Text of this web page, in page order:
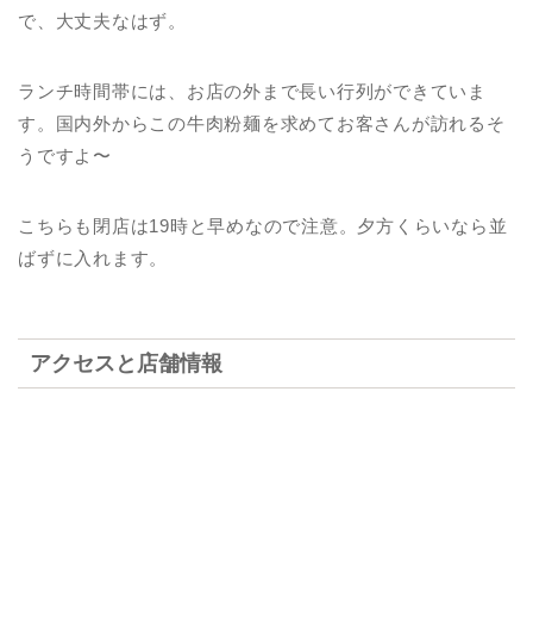
で、大丈夫なはず。
ランチ時間帯には、お店の外まで長い行列ができていま
す。国内外からこの牛肉粉麺を求めてお客さんが訪れるそ
うですよ〜
こちらも閉店は19時と早めなので注意。夕方くらいなら並
ばずに入れます。
アクセスと店舗情報